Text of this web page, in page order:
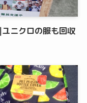
ニクロの服も回収